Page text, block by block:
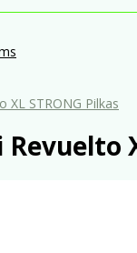
XL STRONG Pilkas